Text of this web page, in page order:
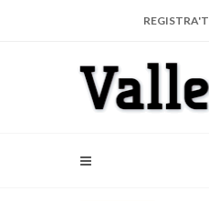
REGISTRA'T